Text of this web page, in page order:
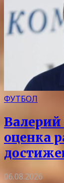
ФУТБОЛ
Валерий
оценка
06.08.2026